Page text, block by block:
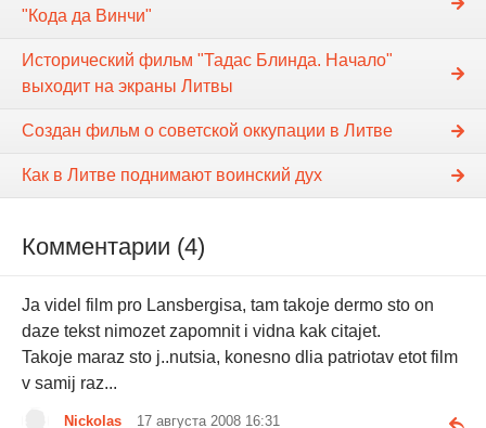
"Кода да Винчи"
Исторический фильм "Тадас Блинда. Начало"
выходит на экраны Литвы
Создан фильм о советской оккупации в Литве
Как в Литве поднимают воинский дух
Комментарии (4)
Ja videl film pro Lansbergisa, tam takoje dermo sto on
daze tekst nimozet zapomnit i vidna kak citajet.
Takoje maraz sto j..nutsia, konesno dlia patriotav etot film
v samij raz...
Nickolas 17 августа 2008 16:31